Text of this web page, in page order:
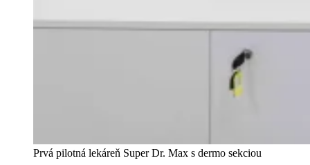
Prvá pilotná lekáreň Super Dr. Max s dermo sekciou